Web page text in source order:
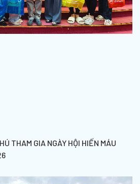
THAM GIA NGÀY HỘI HIẾN MÁU